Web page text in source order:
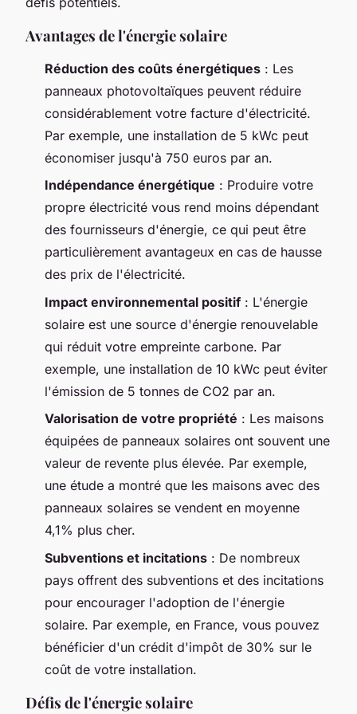
Avantages de l'énergie solaire
Réduction des coûts énergétiques : Les
panneaux photovoltaïques peuvent réduire
considérablement votre facture d'électricité.
Par exemple, une installation de 5 kWc peut
économiser jusqu'à 750 euros par an.
Indépendance énergétique : Produire votre
propre électricité vous rend moins dépendant
des fournisseurs d'énergie, ce qui peut être
particulièrement avantageux en cas de hausse
des prix de l'électricité.
Impact environnemental positif: L'énergie
solaire est une source d'énergie renouvelable
qui réduit votre empreinte carbone. Par
exemple, une installation de 10 kWc peut éviter
l'émission de 5 tonnes de CO2 par an.
Valorisation de votre propriété : Les maisons
équipées de panneaux solaires ont souvent une
valeur de revente plus élevée. Par exemple,
une étude a montré que les maisons avec des
panneaux solaires se vendent en moyenne
4,1% plus cher.
Subventions et incitations : De nombreux
pays offrent des subventions et des incitations
pour encourager l'adoption de l'énergie
solaire. Par exemple, en France, vous pouvez
bénéficier d'un crédit d'impôt de 30% sur le
coût de votre installation.
Défis de l'énergie solaire